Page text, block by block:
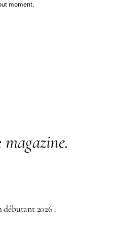
moment.
magazine.
2026 :